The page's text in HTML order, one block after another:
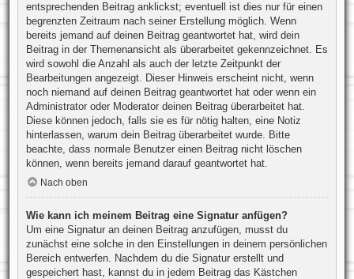
entsprechenden Beitrag anklickst; eventuell ist dies nur für einen
begrenzten Zeitraum nach seiner Erstellung möglich. Wenn
bereits jemand auf deinen Beitrag geantwortet hat, wird dein
Beitrag in der Themenansicht als überarbeitet gekennzeichnet. Es
wird sowohl die Anzahl als auch der letzte Zeitpunkt der
Bearbeitungen angezeigt. Dieser Hinweis erscheint nicht, wenn
noch niemand auf deinen Beitrag geantwortet hat oder wenn ein
Administrator oder Moderator deinen Beitrag überarbeitet hat.
Diese können jedoch, falls sie es für nötig halten, eine Notiz
hinterlassen, warum dein Beitrag überarbeitet wurde. Bitte
beachte, dass normale Benutzer einen Beitrag nicht löschen
können, wenn bereits jemand darauf geantwortet hat.
Nach oben
Wie kann ich meinem Beitrag eine Signatur anfügen?
Um eine Signatur an deinen Beitrag anzufügen, musst du
zunächst eine solche in den Einstellungen in deinem persönlichen
Bereich entwerfen. Nachdem du die Signatur erstellt und
gespeichert hast, kannst du in jedem Beitrag das Kästchen